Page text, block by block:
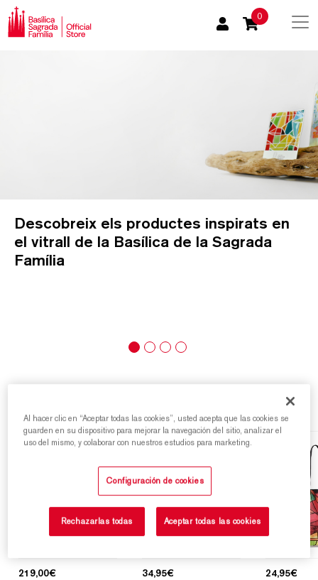
0
Descobreix els productes inspirats en
el vitrall de la Basílica de la Sagrada
Família
219,00€ 34,95€ 24,95€
Al hacer clic en “Aceptar todas las cookies”, usted acepta que las cookies se
guarden en su dispositivo para mejorar la navegación del sitio, analizar el
uso del mismo, y colaborar con nuestros estudios para marketing.
Configuración de cookies
Rechazarlas todas Aceptar todas las cookies